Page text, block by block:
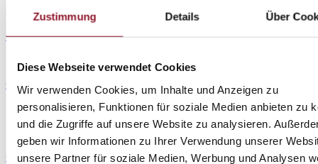
Zustimmung Details Über
Diese Webseite verwendet Cookies
Wir verwenden Cookies, um Inhalte und Anzeigen zu
personalisieren, Funktionen für soziale Medien anbieten zu
und die Zugriffe auf unsere Website zu analysieren.
geben wir Informationen zu Ihrer Verwendung unserer
unsere Partner für soziale Medien, Werbung und Analysen
© Disney
© Alegria Konzert
© Warner Bros. Entertainment Inc.